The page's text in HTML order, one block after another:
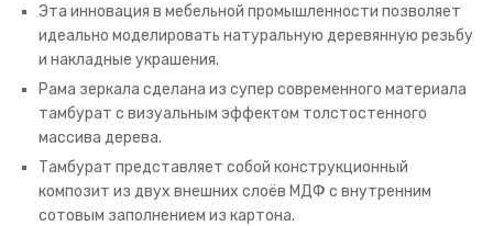
Эта инновация в мебельной промышленности позволяет
идеально моделировать натуральную деревянную резьбу
и накладные украшения.
Рама зеркала сделана из супер современного материала
тамбурат с визуальным эффектом толстостенного
массива дерева.
Тамбурат представляет собой конструкционный
композит из двух внешних слоёв МДФ с внутренним
сотовым заполнением из картона.